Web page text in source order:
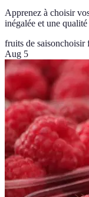
Apprenez à choisir
inégalée et une
fruits de saisonchoisir
Aug 5